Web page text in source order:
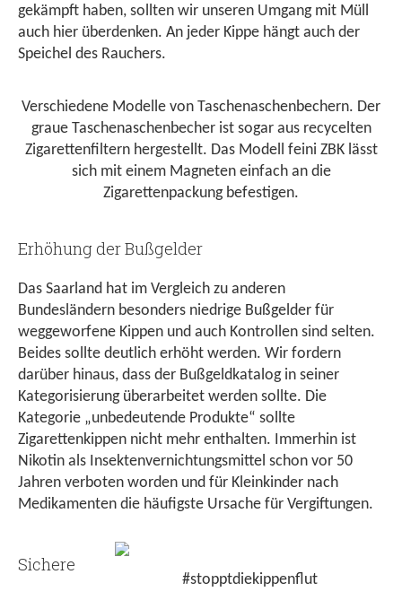
gekämpft haben, sollten wir unseren Umgang mit Müll
auch hier überdenken. An jeder Kippe hängt auch der
Speichel des Rauchers.
Verschiedene Modelle von Taschenaschenbechern. Der
graue Taschenaschenbecher ist sogar aus recycelten
Zigarettenfiltern hergestellt. Das Modell feini ZBK lässt
sich mit einem Magneten einfach an die
Zigarettenpackung befestigen.
Erhöhung der Bußgelder
Das Saarland hat im Vergleich zu anderen
Bundesländern besonders niedrige Bußgelder für
weggeworfene Kippen und auch Kontrollen sind selten.
Beides sollte deutlich erhöht werden. Wir fordern
darüber hinaus, dass der Bußgeldkatalog in seiner
Kategorisierung überarbeitet werden sollte. Die
Kategorie „unbedeutende Produkte“ sollte
Zigarettenkippen nicht mehr enthalten. Immerhin ist
Nikotin als Insektenvernichtungsmittel schon vor 50
Jahren verboten worden und für Kleinkinder nach
Medikamenten die häufigste Ursache für Vergiftungen.
#stopptdiekippenflut
Sichere